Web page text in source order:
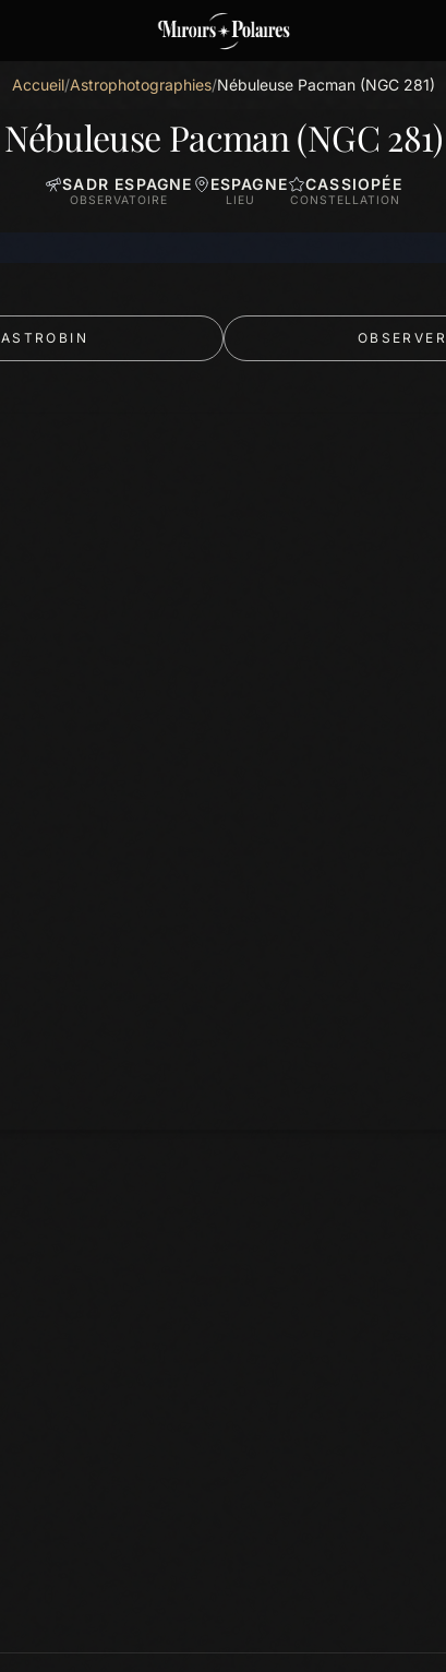
Accueil/Astrophotographies/Nébuleuse Pacman (NGC 281)
Nébuleuse Pacman (NGC 281)
SADR ESPAGNE
OBSERVATOIRE
ESPAGNE
LIEU
CASSIOPÉE
CONSTELLATION
ASTROBIN OBSERVER